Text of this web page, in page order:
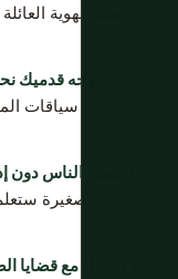
بعمق بهوية
لا توجه قدميك
سياقات
لا تصور الناس
الصغيرة
لا تتعامل مع